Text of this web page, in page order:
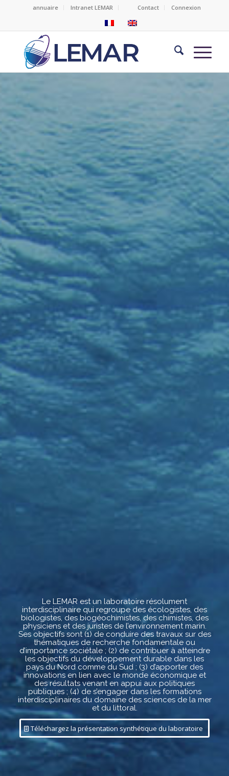
annuaire Intranet LEMAR Contact Connexion
Le LEMAR est un laboratoire résolument
interdisciplinaire qui regroupe des écologistes, des
biologistes, des biogéochimistes, des chimistes, des
physiciens et des juristes de l’environnement marin.
Ses objectifs sont (1) de conduire des travaux sur des
thématiques de recherche fondamentale ou
d’importance sociétale ; (2) de contribuer à atteindre
les objectifs du développement durable dans les
pays du Nord comme du Sud ; (3) d’apporter des
innovations en lien avec le monde économique et
des résultats venant en appui aux politiques
publiques ; (4) de s’engager dans les formations
interdisciplinaires du domaine des sciences de la mer
et du littoral.
Téléchargez la présentation synthétique du laboratoire